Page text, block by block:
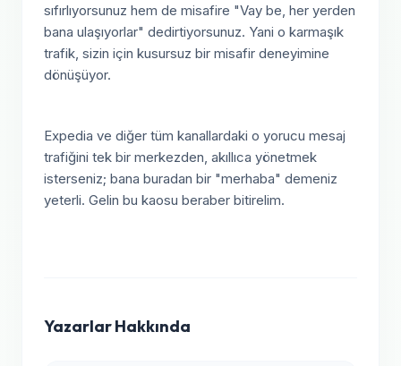
sıfırlıyorsunuz hem de misafire "Vay be, her yerden
bana ulaşıyorlar" dedirtiyorsunuz. Yani o karmaşık
trafik, sizin için kusursuz bir misafir deneyimine
dönüşüyor.
Expedia ve diğer tüm kanallardaki o yorucu mesaj
trafiğini tek bir merkezden, akıllıca yönetmek
isterseniz; bana buradan bir "merhaba" demeniz
yeterli. Gelin bu kaosu beraber bitirelim.
Yazarlar Hakkında